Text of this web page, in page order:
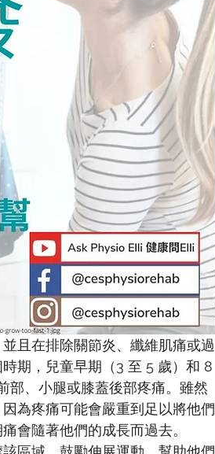
且在排除關節炎、纖維肌痛或過
期，兒童早期（3 至 5 歲）和 8
部、小腿或膝蓋後部疼痛。雖然
為疼痛可能會嚴重到足以將他們
會隨著他們的成長而過去。